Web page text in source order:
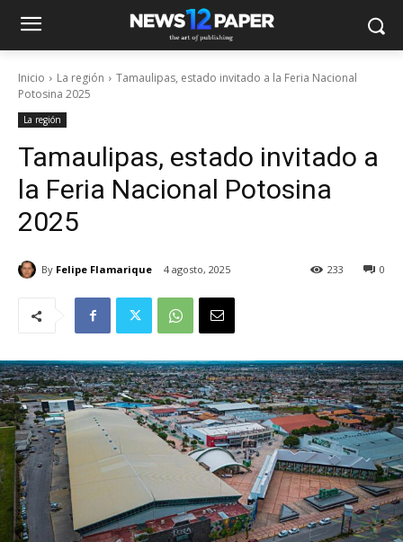
Inicio La región
Tamaulipas, estado invitado a la Feria Nacional
Potosina 2025
La región
Tamaulipas, estado invitado a
la Feria Nacional Potosina
2025
By Felipe Flamarique 4 agosto, 2025 0
233